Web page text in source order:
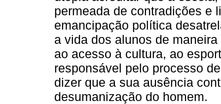
permeada de contradições e
emancipação política
a vida dos alunos de
ao acesso à cultura, ao
responsável pelo processo
dizer que a sua ausência
desumanização do homem.